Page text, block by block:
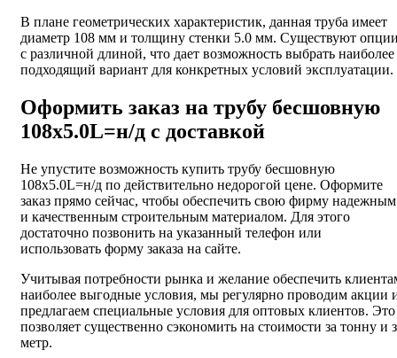
В плане геометрических характеристик, данная труба имеет
диаметр 108 мм и толщину стенки 5.0 мм. Существуют
с различной длиной, что дает возможность выбрать наиболее
подходящий вариант для конкретных условий эксплуатации.
Оформить заказ на трубу бесшовную
108х5.0L=н/д с доставкой
Не упустите возможность купить трубу бесшовную
108х5.0L=н/д по действительно недорогой цене. Оформите
заказ прямо сейчас, чтобы обеспечить свою фирму надежным
и качественным строительным материалом. Для этого
достаточно позвонить на указанный телефон или
использовать форму заказа на сайте.
Учитывая потребности рынка и желание обеспечить
наиболее выгодные условия, мы регулярно проводим акции
предлагаем специальные условия для оптовых клиентов. Это
позволяет существенно сэкономить на стоимости за тонну и
метр.